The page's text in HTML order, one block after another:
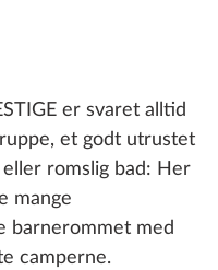
er svaret alltid
et godt utrustet
romslig bad: Her
mange
barnerommet med
camperne.